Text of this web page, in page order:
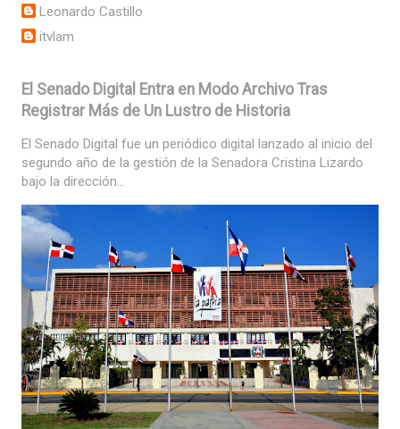
Leonardo Castillo
itvlam
El Senado Digital Entra en Modo Archivo Tras
Registrar Más de Un Lustro de Historia
El Senado Digital fue un periódico digital lanzado al inicio del
segundo año de la gestión de la Senadora Cristina Lizardo
bajo la dirección...